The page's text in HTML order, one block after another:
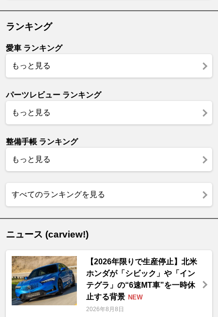
ランキング
愛車 ランキング
もっと見る
パーツレビュー ランキング
もっと見る
整備手帳 ランキング
もっと見る
すべてのランキングを見る
ニュース (carview!)
【2026年限りで生産停止】北米
ホンダが「シビック」や「イン
テグラ」の“6速MT車”を一時休
止する背景 NEW
2026年8月8日